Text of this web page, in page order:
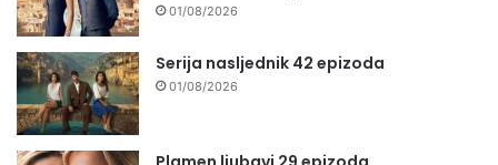
01/08/2026
Serija nasljednik 42 epizoda
01/08/2026